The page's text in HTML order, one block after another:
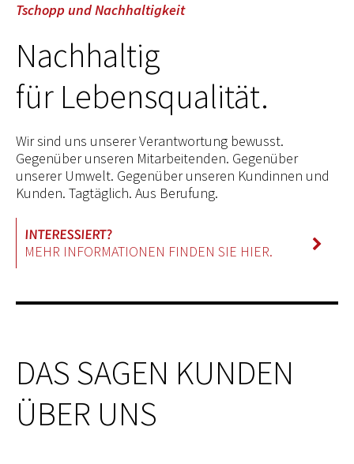
Tschopp und Nachhaltigkeit
Nachhaltig
für Lebensqualität.
Wir sind uns unserer Verantwortung bewusst.
Gegenüber unseren Mitarbeitenden. Gegenüber
unserer Umwelt. Gegenüber unseren Kundinnen und
Kunden. Tagtäglich. Aus Berufung.
MEHR INFORMATIONEN FINDEN SIE HIER.
DAS SAGEN KUNDEN
ÜBER UNS